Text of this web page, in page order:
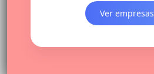
Ver empresas